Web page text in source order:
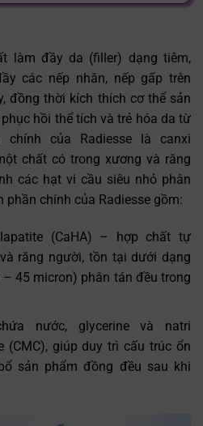
làm đầy da (filler) dạng tiêm,
các nếp nhăn, nếp gấp trên
đồng thời kích thích cơ thể sản
hồi thể tích và trẻ hóa da từ
chính của Radiesse là canxi
chất có trong xương và răng
các hạt vi cầu siêu nhỏ phân
phần chính của Radiesse gồm:
(CaHA) – hợp chất tự
răng người, tồn tại dưới dạng
45 micron) phân tán đều trong
nước, glycerine và natri
(CMC), giúp duy trì cấu trúc ổn
sản phẩm đồng đều sau khi